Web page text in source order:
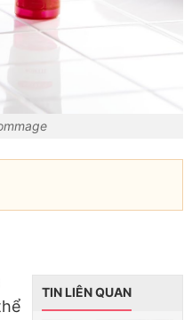
TIN LIÊN QUAN